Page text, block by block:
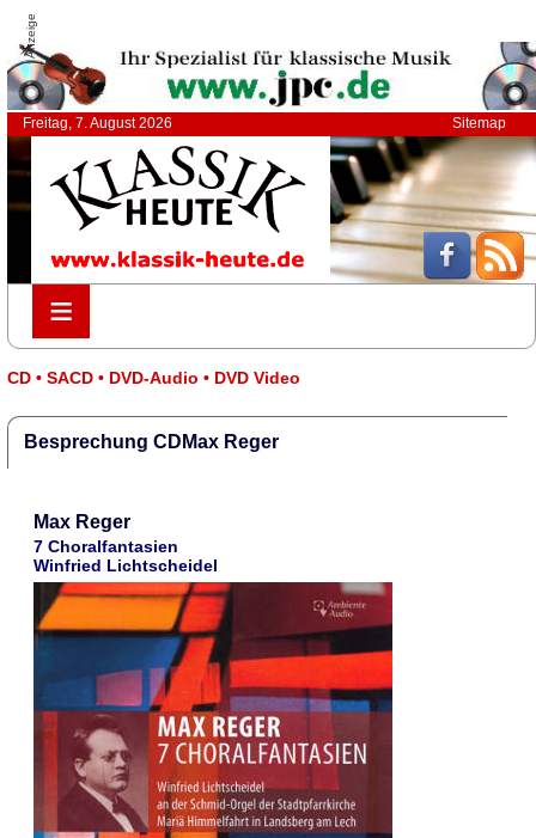
Anzeige
Freitag, 7. August 2026 Sitemap
≡
≡
CD • SACD • DVD-Audio • DVD Video
Besprechung CDMax Reger
Max Reger
7 Choralfantasien
Winfried Lichtscheidel